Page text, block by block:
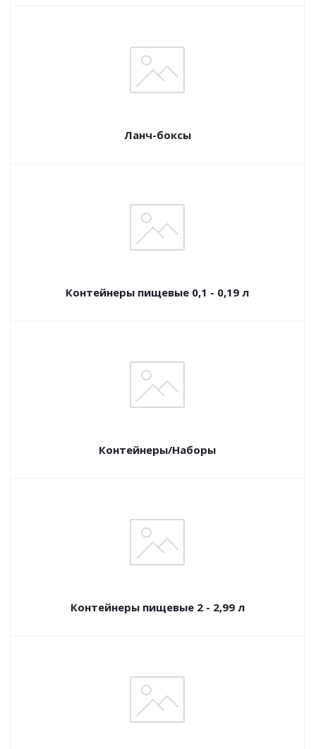
Ланч-боксы
Контейнеры пищевые 0,1 - 0,19 л
Контейнеры/Наборы
Контейнеры пищевые 2 - 2,99 л